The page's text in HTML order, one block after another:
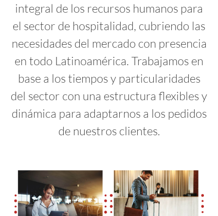
integral de los recursos humanos para
el sector de hospitalidad, cubriendo las
necesidades del mercado con presencia
en todo Latinoamérica. Trabajamos en
base a los tiempos y particularidades
del sector con una estructura flexibles y
dinámica para adaptarnos a los pedidos
de nuestros clientes.